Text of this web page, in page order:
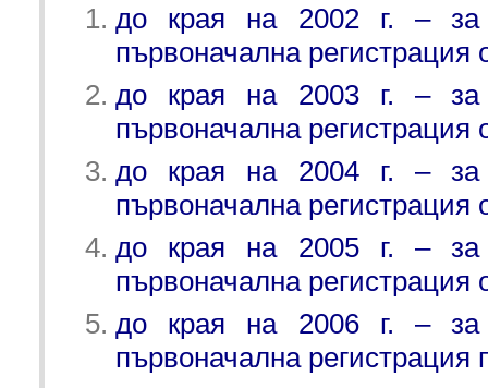
до края на 2002 г. – за
първоначална регистрация
до края на 2003 г. – за
първоначална регистрация
до края на 2004 г. – за
първоначална регистрация
до края на 2005 г. – за
първоначална регистрация
до края на 2006 г. – за
първоначална регистрация